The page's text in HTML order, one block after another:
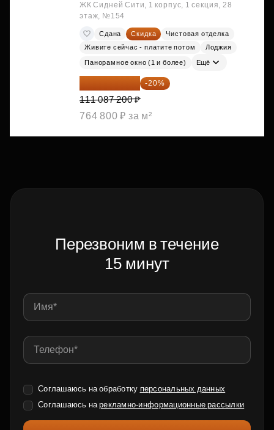
ЖК Сидней Сити, 1 корпус, 1 секция, 28
этаж, №154
Сдана Скидка
Чистовая отделка
Живите сейчас - платите потом
Лоджия
Панорамное окно (1 и более) Ещё
88 869 760 ₽ -20%
111 087 200 ₽
764 800 ₽ за м²
Перезвоним в течение
15 минут
Соглашаюсь на обработку персональных данных
Соглашаюсь нарекламно-информационные рассылки